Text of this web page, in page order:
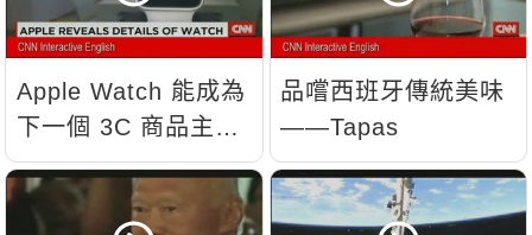
Apple Watch 能成為
下一個 3C 商品主
流？
品嚐西班牙傳統美味
——Tapas